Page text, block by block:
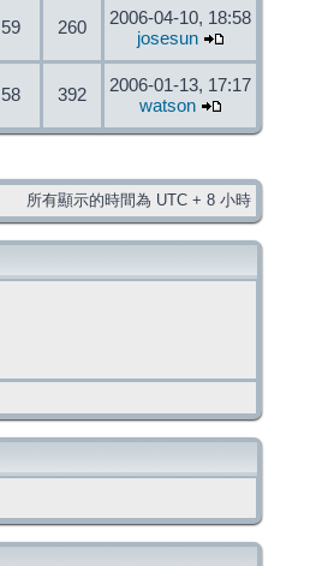
59 260
2006-04-10, 18:58
josesun
58 392
2006-01-13, 17:17
watson
所有顯示的時間為 UTC + 8 小時